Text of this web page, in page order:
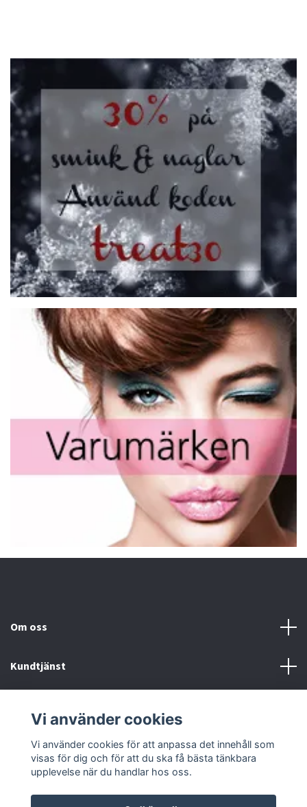
Om oss
Kundtjänst
Sociala medier
Vi använder cookies
Vi använder cookies för att anpassa det innehåll som
visas för dig och för att du ska få bästa tänkbara
upplevelse när du handlar hos oss.